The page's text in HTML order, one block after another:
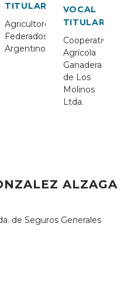
TITULAR
Agricultores
Federados
Argentinos
VOCAL
TITULAR
Cooperativa
Agrícola
Ganadera
de Los
Molinos
Ltda.
ALZAGA
de Seguros Generales